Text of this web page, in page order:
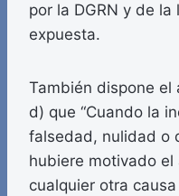
por la DGRN y de
expuesta.
También dispone
d) que “Cuando la
falsedad, nulidad o
hubiere motivado el
cualquier otra